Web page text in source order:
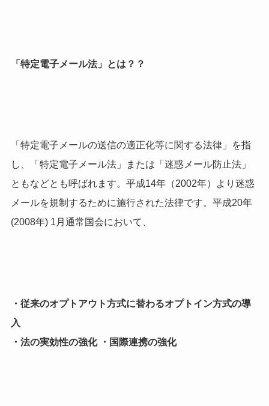
「特定電子メール法」とは？？
「特定電子メールの送信の適正化等に関する法律」を指
し、「特定電子メール法」または「迷惑メール防止法」
ともなどとも呼ばれます。平成14年（2002年）より迷惑
メールを規制するために施行された法律です。平成20年
(2008年) 1月通常国会において、
・従来のオプトアウト方式に替わるオプトイン方式の導
入
・法の実効性の強化 ・国際連携の強化